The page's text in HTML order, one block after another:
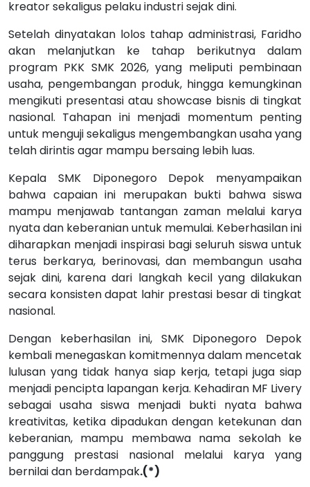
kreator sekaligus pelaku industri sejak dini.
Setelah dinyatakan lolos tahap administrasi, Faridho
akan melanjutkan ke tahap berikutnya dalam
program PKK SMK 2026, yang meliputi pembinaan
usaha, pengembangan produk, hingga kemungkinan
mengikuti presentasi atau showcase bisnis di tingkat
nasional. Tahapan ini menjadi momentum penting
untuk menguji sekaligus mengembangkan usaha yang
telah dirintis agar mampu bersaing lebih luas.
Kepala SMK Diponegoro Depok menyampaikan
bahwa capaian ini merupakan bukti bahwa siswa
mampu menjawab tantangan zaman melalui karya
nyata dan keberanian untuk memulai. Keberhasilan ini
diharapkan menjadi inspirasi bagi seluruh siswa untuk
terus berkarya, berinovasi, dan membangun usaha
sejak dini, karena dari langkah kecil yang dilakukan
secara konsisten dapat lahir prestasi besar di tingkat
nasional.
Dengan keberhasilan ini, SMK Diponegoro Depok
kembali menegaskan komitmennya dalam mencetak
lulusan yang tidak hanya siap kerja, tetapi juga siap
menjadi pencipta lapangan kerja. Kehadiran MF Livery
sebagai usaha siswa menjadi bukti nyata bahwa
kreativitas, ketika dipadukan dengan ketekunan dan
keberanian, mampu membawa nama sekolah ke
panggung prestasi nasional melalui karya yang
bernilai dan berdampak.(*)